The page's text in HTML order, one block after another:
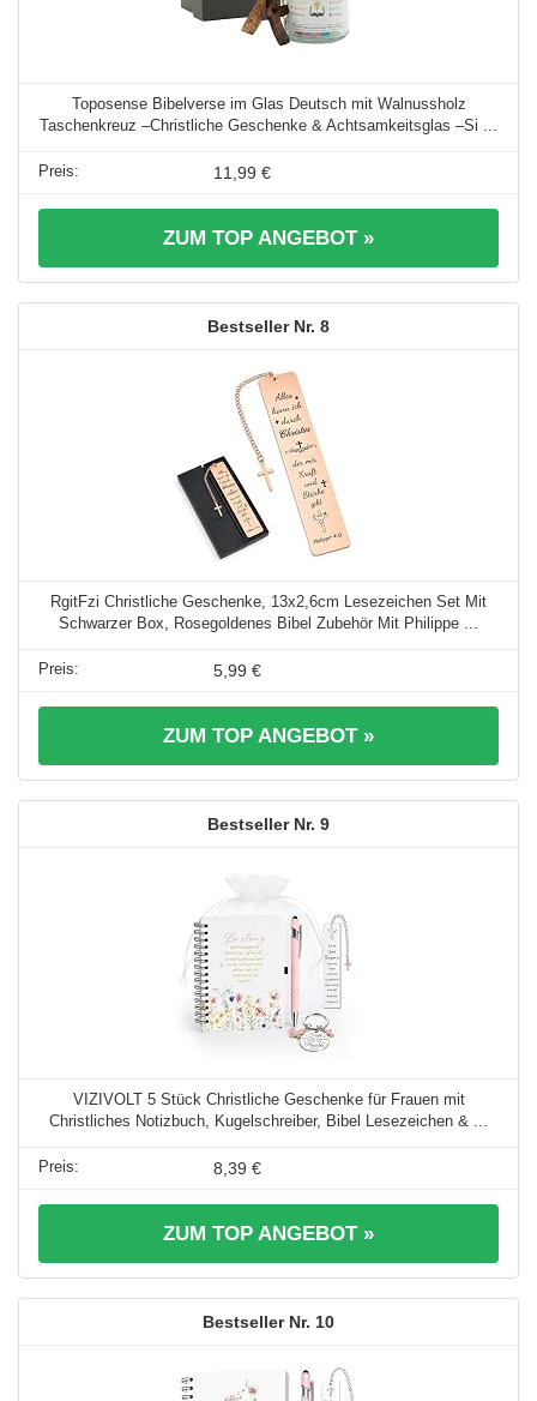
Toposense Bibelverse im Glas Deutsch mit Walnussholz
Taschenkreuz –Christliche Geschenke & Achtsamkeitsglas –Si ...
11,99 €
ZUM TOP ANGEBOT »
8
RgitFzi Christliche Geschenke, 13x2,6cm Lesezeichen Set Mit
Schwarzer Box, Rosegoldenes Bibel Zubehör Mit Philippe ...
5,99 €
ZUM TOP ANGEBOT »
9
VIZIVOLT 5 Stück Christliche Geschenke für Frauen mit
Christliches Notizbuch, Kugelschreiber, Bibel Lesezeichen & ...
8,39 €
ZUM TOP ANGEBOT »
10